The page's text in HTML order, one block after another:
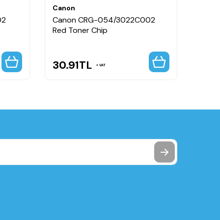
Canon
Canon CRG-054/3022C002
Red Toner Chip
30.91TL VAT